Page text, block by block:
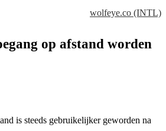
wolfeye.co (INTL)
op afstand worden
is steeds gebruikelijker geworden na